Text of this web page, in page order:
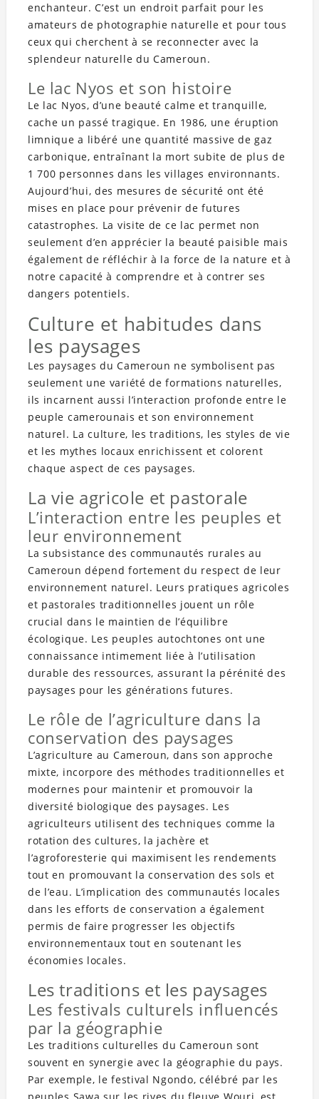
enchanteur. C’est un endroit parfait pour les
amateurs de photographie naturelle et pour tous
ceux qui cherchent à se reconnecter avec la
splendeur naturelle du Cameroun.
Le lac Nyos et son histoire
Le lac Nyos, d’une beauté calme et tranquille,
cache un passé tragique. En 1986, une éruption
limnique a libéré une quantité massive de gaz
carbonique, entraînant la mort subite de plus de
1 700 personnes dans les villages environnants.
Aujourd’hui, des mesures de sécurité ont été
mises en place pour prévenir de futures
catastrophes. La visite de ce lac permet non
seulement d’en apprécier la beauté paisible mais
également de réfléchir à la force de la nature et à
notre capacité à comprendre et à contrer ses
dangers potentiels.
Culture et habitudes dans
les paysages
Les paysages du Cameroun ne symbolisent pas
seulement une variété de formations naturelles,
ils incarnent aussi l’interaction profonde entre le
peuple camerounais et son environnement
naturel. La culture, les traditions, les styles de vie
et les mythes locaux enrichissent et colorent
chaque aspect de ces paysages.
La vie agricole et pastorale
L’interaction entre les peuples et
leur environnement
La subsistance des communautés rurales au
Cameroun dépend fortement du respect de leur
environnement naturel. Leurs pratiques agricoles
et pastorales traditionnelles jouent un rôle
crucial dans le maintien de l’équilibre
écologique. Les peuples autochtones ont une
connaissance intimement liée à l’utilisation
durable des ressources, assurant la pérénité des
paysages pour les générations futures.
Le rôle de l’agriculture dans la
conservation des paysages
L’agriculture au Cameroun, dans son approche
mixte, incorpore des méthodes traditionnelles et
modernes pour maintenir et promouvoir la
diversité biologique des paysages. Les
agriculteurs utilisent des techniques comme la
rotation des cultures, la jachère et
l’agroforesterie qui maximisent les rendements
tout en promouvant la conservation des sols et
de l’eau. L’implication des communautés locales
dans les efforts de conservation a également
permis de faire progresser les objectifs
environnementaux tout en soutenant les
économies locales.
Les traditions et les paysages
Les festivals culturels influencés
par la géographie
Les traditions culturelles du Cameroun sont
souvent en synergie avec la géographie du pays.
Par exemple, le festival Ngondo, célébré par les